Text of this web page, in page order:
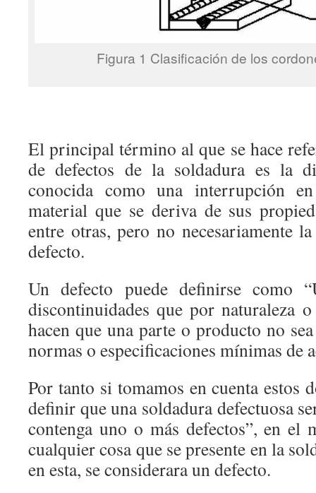
Figura 1 Clasificación de los
El principal término al que se hace
de defectos de la soldadura es la
conocida como una interrupción
material que se deriva de sus
entre otras, pero no necesariamente
defecto.
Un defecto puede definirse como
discontinuidades que por naturaleza
hacen que una parte o producto no
normas o especificaciones mínimas de
Por tanto si tomamos en cuenta estos
definir que una soldadura defectuosa
contenga uno o más defectos”, en el
cualquier cosa que se presente en la
en esta, se considerara un defecto.